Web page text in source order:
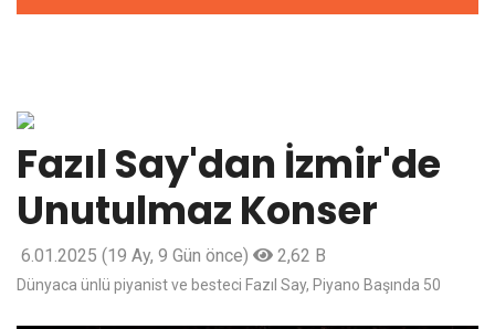
Fazıl Say'dan İzmir'de
Unutulmaz Konser
6.01.2025 (19 Ay, 9 Gün önce) 2,62 B
Dünyaca ünlü piyanist ve besteci Fazıl Say, Piyano Başında 50